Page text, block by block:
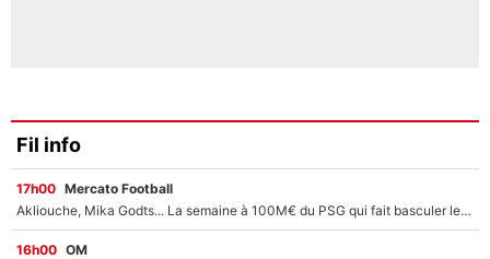
Fil info
17h00 Mercato Football
Akliouche, Mika Godts... La semaine à 100M€ du PSG qui fait basculer le mercato du PSG !
16h00 OM